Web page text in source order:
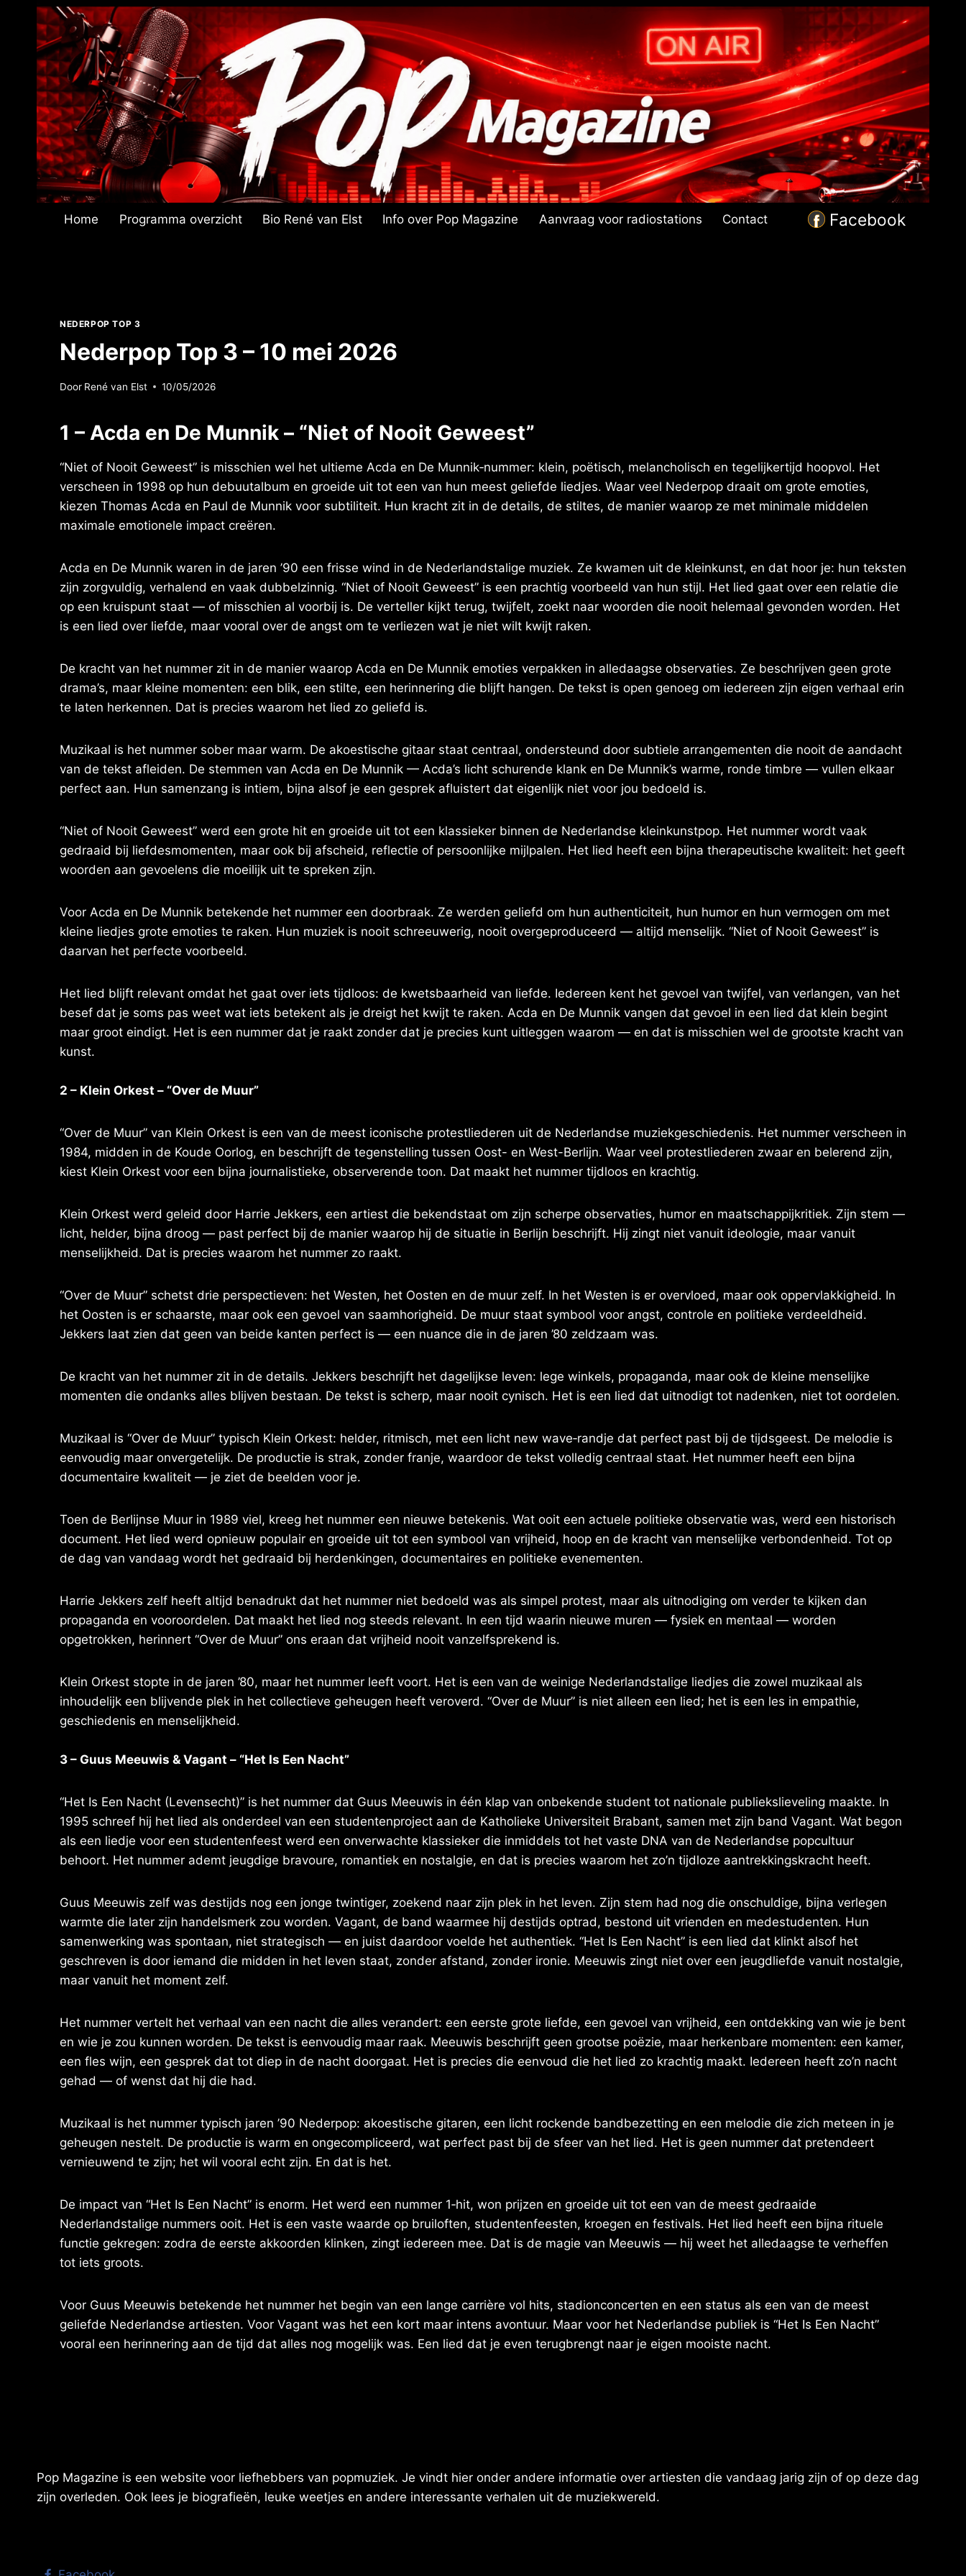
Doorgaan
inhoud
Home Programma overzicht Bio René van Elst Info over Pop Magazine Aanvraag voor radiostations Contact Facebook
NEDERPOP TOP 3
Nederpop Top 3 – 10 mei 2026
Door René van Elst 10/05/2026
1 – Acda en De Munnik – “Niet of Nooit Geweest”
“Niet of Nooit Geweest” is misschien wel het ultieme Acda en De Munnik‑nummer: klein, poëtisch, melancholisch en tegelijkertijd hoopvol. Het
verscheen in 1998 op hun debuutalbum en groeide uit tot een van hun meest geliefde liedjes. Waar veel Nederpop draait om grote emoties,
kiezen Thomas Acda en Paul de Munnik voor subtiliteit. Hun kracht zit in de details, de stiltes, de manier waarop ze met minimale middelen
maximale emotionele impact creëren.
Acda en De Munnik waren in de jaren ’90 een frisse wind in de Nederlandstalige muziek. Ze kwamen uit de kleinkunst, en dat hoor je: hun teksten
zijn zorgvuldig, verhalend en vaak dubbelzinnig. “Niet of Nooit Geweest” is een prachtig voorbeeld van hun stijl. Het lied gaat over een relatie die
op een kruispunt staat — of misschien al voorbij is. De verteller kijkt terug, twijfelt, zoekt naar woorden die nooit helemaal gevonden worden. Het
is een lied over liefde, maar vooral over de angst om te verliezen wat je niet wilt kwijt raken.
De kracht van het nummer zit in de manier waarop Acda en De Munnik emoties verpakken in alledaagse observaties. Ze beschrijven geen grote
drama’s, maar kleine momenten: een blik, een stilte, een herinnering die blijft hangen. De tekst is open genoeg om iedereen zijn eigen verhaal erin
te laten herkennen. Dat is precies waarom het lied zo geliefd is.
Muzikaal is het nummer sober maar warm. De akoestische gitaar staat centraal, ondersteund door subtiele arrangementen die nooit de aandacht
van de tekst afleiden. De stemmen van Acda en De Munnik — Acda’s licht schurende klank en De Munnik’s warme, ronde timbre — vullen elkaar
perfect aan. Hun samenzang is intiem, bijna alsof je een gesprek afluistert dat eigenlijk niet voor jou bedoeld is.
“Niet of Nooit Geweest” werd een grote hit en groeide uit tot een klassieker binnen de Nederlandse kleinkunstpop. Het nummer wordt vaak
gedraaid bij liefdesmomenten, maar ook bij afscheid, reflectie of persoonlijke mijlpalen. Het lied heeft een bijna therapeutische kwaliteit: het geeft
woorden aan gevoelens die moeilijk uit te spreken zijn.
Voor Acda en De Munnik betekende het nummer een doorbraak. Ze werden geliefd om hun authenticiteit, hun humor en hun vermogen om met
kleine liedjes grote emoties te raken. Hun muziek is nooit schreeuwerig, nooit overgeproduceerd — altijd menselijk. “Niet of Nooit Geweest” is
daarvan het perfecte voorbeeld.
Het lied blijft relevant omdat het gaat over iets tijdloos: de kwetsbaarheid van liefde. Iedereen kent het gevoel van twijfel, van verlangen, van het
besef dat je soms pas weet wat iets betekent als je dreigt het kwijt te raken. Acda en De Munnik vangen dat gevoel in een lied dat klein begint
maar groot eindigt. Het is een nummer dat je raakt zonder dat je precies kunt uitleggen waarom — en dat is misschien wel de grootste kracht van
kunst.
2 – Klein Orkest – “Over de Muur”
“Over de Muur” van Klein Orkest is een van de meest iconische protestliederen uit de Nederlandse muziekgeschiedenis. Het nummer verscheen in
1984, midden in de Koude Oorlog, en beschrijft de tegenstelling tussen Oost- en West-Berlijn. Waar veel protestliederen zwaar en belerend zijn,
kiest Klein Orkest voor een bijna journalistieke, observerende toon. Dat maakt het nummer tijdloos en krachtig.
Klein Orkest werd geleid door Harrie Jekkers, een artiest die bekendstaat om zijn scherpe observaties, humor en maatschappijkritiek. Zijn stem —
licht, helder, bijna droog — past perfect bij de manier waarop hij de situatie in Berlijn beschrijft. Hij zingt niet vanuit ideologie, maar vanuit
menselijkheid. Dat is precies waarom het nummer zo raakt.
“Over de Muur” schetst drie perspectieven: het Westen, het Oosten en de muur zelf. In het Westen is er overvloed, maar ook oppervlakkigheid. In
het Oosten is er schaarste, maar ook een gevoel van saamhorigheid. De muur staat symbool voor angst, controle en politieke verdeeldheid.
Jekkers laat zien dat geen van beide kanten perfect is — een nuance die in de jaren ’80 zeldzaam was.
De kracht van het nummer zit in de details. Jekkers beschrijft het dagelijkse leven: lege winkels, propaganda, maar ook de kleine menselijke
momenten die ondanks alles blijven bestaan. De tekst is scherp, maar nooit cynisch. Het is een lied dat uitnodigt tot nadenken, niet tot oordelen.
Muzikaal is “Over de Muur” typisch Klein Orkest: helder, ritmisch, met een licht new wave‑randje dat perfect past bij de tijdsgeest. De melodie is
eenvoudig maar onvergetelijk. De productie is strak, zonder franje, waardoor de tekst volledig centraal staat. Het nummer heeft een bijna
documentaire kwaliteit — je ziet de beelden voor je.
Toen de Berlijnse Muur in 1989 viel, kreeg het nummer een nieuwe betekenis. Wat ooit een actuele politieke observatie was, werd een historisch
document. Het lied werd opnieuw populair en groeide uit tot een symbool van vrijheid, hoop en de kracht van menselijke verbondenheid. Tot op
de dag van vandaag wordt het gedraaid bij herdenkingen, documentaires en politieke evenementen.
Harrie Jekkers zelf heeft altijd benadrukt dat het nummer niet bedoeld was als simpel protest, maar als uitnodiging om verder te kijken dan
propaganda en vooroordelen. Dat maakt het lied nog steeds relevant. In een tijd waarin nieuwe muren — fysiek en mentaal — worden
opgetrokken, herinnert “Over de Muur” ons eraan dat vrijheid nooit vanzelfsprekend is.
Klein Orkest stopte in de jaren ’80, maar het nummer leeft voort. Het is een van de weinige Nederlandstalige liedjes die zowel muzikaal als
inhoudelijk een blijvende plek in het collectieve geheugen heeft veroverd. “Over de Muur” is niet alleen een lied; het is een les in empathie,
geschiedenis en menselijkheid.
3 – Guus Meeuwis & Vagant – “Het Is Een Nacht”
“Het Is Een Nacht (Levensecht)” is het nummer dat Guus Meeuwis in één klap van onbekende student tot nationale publiekslieveling maakte. In
1995 schreef hij het lied als onderdeel van een studentenproject aan de Katholieke Universiteit Brabant, samen met zijn band Vagant. Wat begon
als een liedje voor een studentenfeest werd een onverwachte klassieker die inmiddels tot het vaste DNA van de Nederlandse popcultuur
behoort. Het nummer ademt jeugdige bravoure, romantiek en nostalgie, en dat is precies waarom het zo’n tijdloze aantrekkingskracht heeft.
Guus Meeuwis zelf was destijds nog een jonge twintiger, zoekend naar zijn plek in het leven. Zijn stem had nog die onschuldige, bijna verlegen
warmte die later zijn handelsmerk zou worden. Vagant, de band waarmee hij destijds optrad, bestond uit vrienden en medestudenten. Hun
samenwerking was spontaan, niet strategisch — en juist daardoor voelde het authentiek. “Het Is Een Nacht” is een lied dat klinkt alsof het
geschreven is door iemand die midden in het leven staat, zonder afstand, zonder ironie. Meeuwis zingt niet over een jeugdliefde vanuit nostalgie,
maar vanuit het moment zelf.
Het nummer vertelt het verhaal van een nacht die alles verandert: een eerste grote liefde, een gevoel van vrijheid, een ontdekking van wie je bent
en wie je zou kunnen worden. De tekst is eenvoudig maar raak. Meeuwis beschrijft geen grootse poëzie, maar herkenbare momenten: een kamer,
een fles wijn, een gesprek dat tot diep in de nacht doorgaat. Het is precies die eenvoud die het lied zo krachtig maakt. Iedereen heeft zo’n nacht
gehad — of wenst dat hij die had.
Muzikaal is het nummer typisch jaren ’90 Nederpop: akoestische gitaren, een licht rockende bandbezetting en een melodie die zich meteen in je
geheugen nestelt. De productie is warm en ongecompliceerd, wat perfect past bij de sfeer van het lied. Het is geen nummer dat pretendeert
vernieuwend te zijn; het wil vooral echt zijn. En dat is het.
De impact van “Het Is Een Nacht” is enorm. Het werd een nummer 1‑hit, won prijzen en groeide uit tot een van de meest gedraaide
Nederlandstalige nummers ooit. Het is een vaste waarde op bruiloften, studentenfeesten, kroegen en festivals. Het lied heeft een bijna rituele
functie gekregen: zodra de eerste akkoorden klinken, zingt iedereen mee. Dat is de magie van Meeuwis — hij weet het alledaagse te verheffen
tot iets groots.
Voor Guus Meeuwis betekende het nummer het begin van een lange carrière vol hits, stadionconcerten en een status als een van de meest
geliefde Nederlandse artiesten. Voor Vagant was het een kort maar intens avontuur. Maar voor het Nederlandse publiek is “Het Is Een Nacht”
vooral een herinnering aan de tijd dat alles nog mogelijk was. Een lied dat je even terugbrengt naar je eigen mooiste nacht.
Pop Magazine is een website voor liefhebbers van popmuziek. Je vindt hier onder andere informatie over artiesten die vandaag jarig zijn of op deze dag
zijn overleden. Ook lees je biografieën, leuke weetjes en andere interessante verhalen uit de muziekwereld.